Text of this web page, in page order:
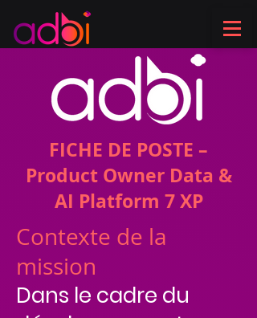
FICHE DE POSTE –
Product Owner Data &
AI Platform 7 XP
Contexte de la
mission
Dans le cadre du